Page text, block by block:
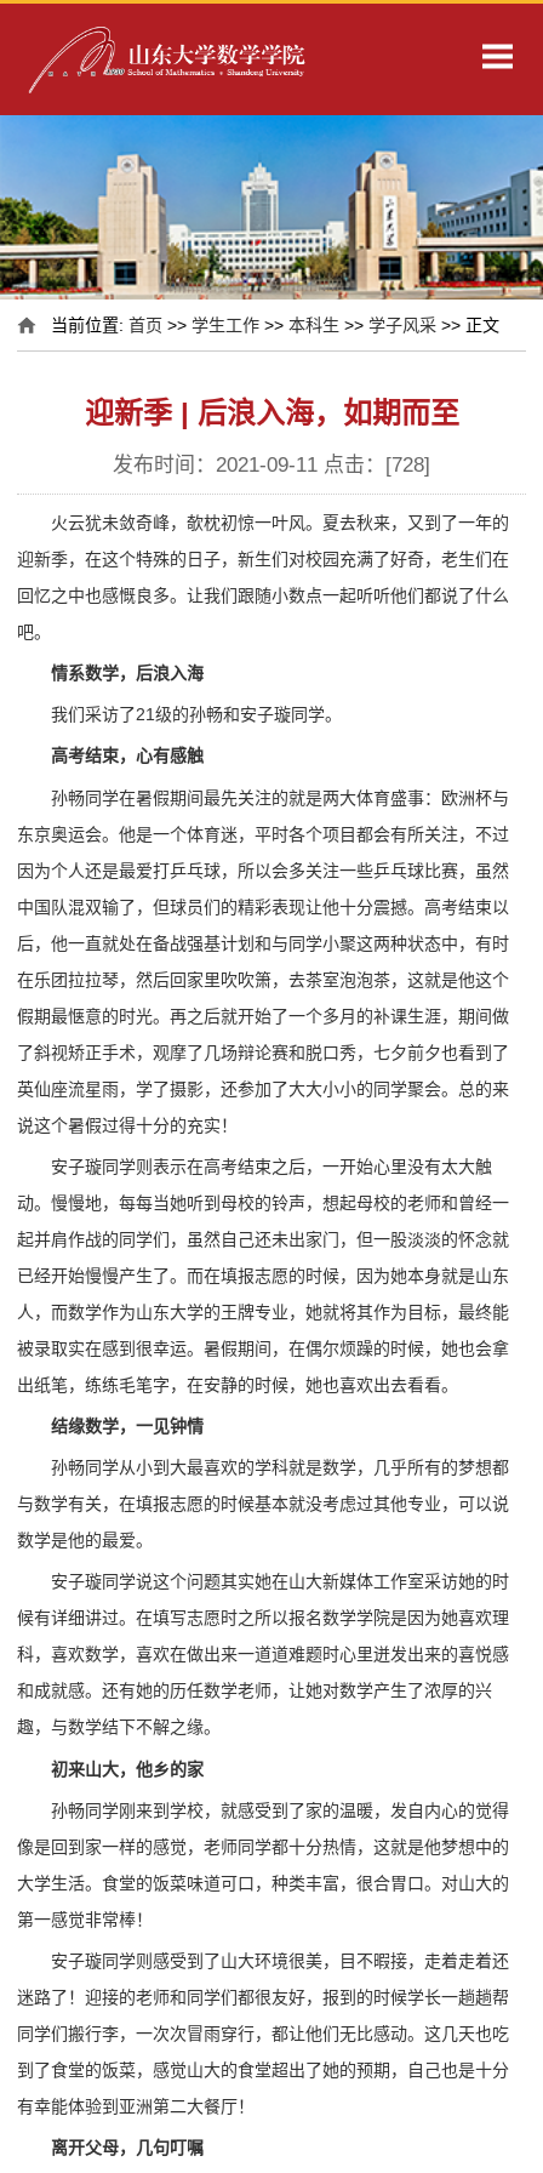
当前位置:首页 >>学生工作 >>本科生 >>学子风采 >> 正文
迎新季 | 后浪入海，如期而至
发布时间：2021-09-11 点击：[728]
火云犹未敛奇峰，欹枕初惊一叶风。夏去秋来，又到了一年的
迎新季，在这个特殊的日子，新生们对校园充满了好奇，老生们在
回忆之中也感慨良多。让我们跟随小数点一起听听他们都说了什么
吧。
情系数学，后浪入海
我们采访了21级的孙畅和安子璇同学。
高考结束，心有感触
孙畅同学在暑假期间最先关注的就是两大体育盛事：欧洲杯与
东京奥运会。他是一个体育迷，平时各个项目都会有所关注，不过
因为个人还是最爱打乒乓球，所以会多关注一些乒乓球比赛，虽然
中国队混双输了，但球员们的精彩表现让他十分震撼。高考结束以
后，他一直就处在备战强基计划和与同学小聚这两种状态中，有时
在乐团拉拉琴，然后回家里吹吹箫，去茶室泡泡茶，这就是他这个
假期最惬意的时光。再之后就开始了一个多月的补课生涯，期间做
了斜视矫正手术，观摩了几场辩论赛和脱口秀，七夕前夕也看到了
英仙座流星雨，学了摄影，还参加了大大小小的同学聚会。总的来
说这个暑假过得十分的充实！
安子璇同学则表示在高考结束之后，一开始心里没有太大触
动。慢慢地，每每当她听到母校的铃声，想起母校的老师和曾经一
起并肩作战的同学们，虽然自己还未出家门，但一股淡淡的怀念就
已经开始慢慢产生了。而在填报志愿的时候，因为她本身就是山东
人，而数学作为山东大学的王牌专业，她就将其作为目标，最终能
被录取实在感到很幸运。暑假期间，在偶尔烦躁的时候，她也会拿
出纸笔，练练毛笔字，在安静的时候，她也喜欢出去看看。
结缘数学，一见钟情
孙畅同学从小到大最喜欢的学科就是数学，几乎所有的梦想都
与数学有关，在填报志愿的时候基本就没考虑过其他专业，可以说
数学是他的最爱。
安子璇同学说这个问题其实她在山大新媒体工作室采访她的时
候有详细讲过。在填写志愿时之所以报名数学学院是因为她喜欢理
科，喜欢数学，喜欢在做出来一道道难题时心里迸发出来的喜悦感
和成就感。还有她的历任数学老师，让她对数学产生了浓厚的兴
趣，与数学结下不解之缘。
初来山大，他乡的家
孙畅同学刚来到学校，就感受到了家的温暖，发自内心的觉得
像是回到家一样的感觉，老师同学都十分热情，这就是他梦想中的
大学生活。食堂的饭菜味道可口，种类丰富，很合胃口。对山大的
第一感觉非常棒！
安子璇同学则感受到了山大环境很美，目不暇接，走着走着还
迷路了！迎接的老师和同学们都很友好，报到的时候学长一趟趟帮
同学们搬行李，一次次冒雨穿行，都让他们无比感动。这几天也吃
到了食堂的饭菜，感觉山大的食堂超出了她的预期，自己也是十分
有幸能体验到亚洲第二大餐厅！
离开父母，几句叮嘱